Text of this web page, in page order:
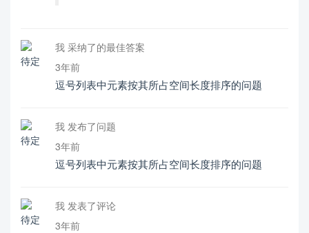
我 采纳了的最佳答案
3年前
逗号列表中元素按其所占空间长度排序的问题
我 发布了问题
3年前
逗号列表中元素按其所占空间长度排序的问题
我 发表了评论
3年前